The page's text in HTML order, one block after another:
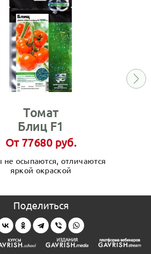
Томат
Блиц F1
От 77680 руб.
осыпаются, отличаются
яркой окраской
Поделиться